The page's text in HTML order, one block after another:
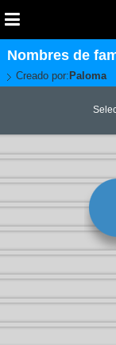
Nombres de
Creado por: Paloma